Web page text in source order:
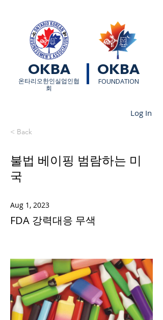
OKBA OKBA
​온타리오한인실업인협
회
FOUNDATION
Log In
< Back
불법 베이핑 범람하는 미
국
Aug 1, 2023
FDA 강력대응 무색